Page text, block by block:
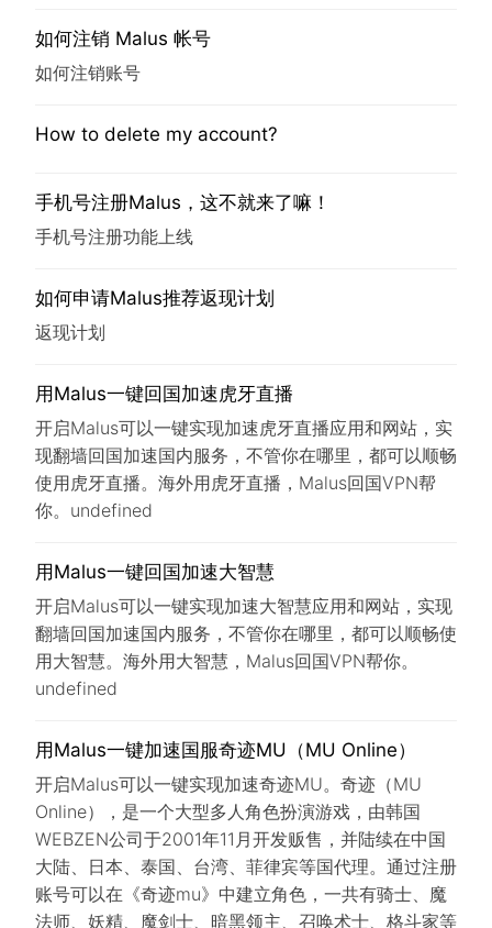
如何注销 Malus 帐号
如何注销账号
How to delete my account?
手机号注册Malus，这不就来了嘛！
手机号注册功能上线
如何申请Malus推荐返现计划
返现计划
用Malus一键回国加速虎牙直播
开启Malus可以一键实现加速虎牙直播应用和网站，实
现翻墙回国加速国内服务，不管你在哪里，都可以顺畅
使用虎牙直播。海外用虎牙直播，Malus回国VPN帮
你。undefined
用Malus一键回国加速大智慧
开启Malus可以一键实现加速大智慧应用和网站，实现
翻墙回国加速国内服务，不管你在哪里，都可以顺畅使
用大智慧。海外用大智慧，Malus回国VPN帮你。
undefined
用Malus一键加速国服奇迹MU（MU Online）
开启Malus可以一键实现加速奇迹MU。奇迹（MU
Online），是一个大型多人角色扮演游戏，由韩国
WEBZEN公司于2001年11月开发贩售，并陆续在中国
大陆、日本、泰国、台湾、菲律宾等国代理。通过注册
账号可以在《奇迹mu》中建立角色，一共有骑士、魔
法师、妖精、魔剑士、暗黑领主、召唤术士、格斗家等